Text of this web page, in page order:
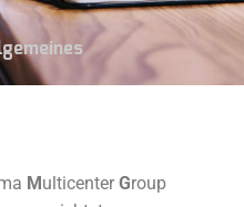
Multicenter Group